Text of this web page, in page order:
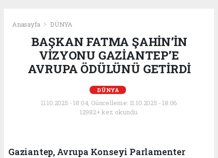
Anasayfa DÜNYA
BAŞKAN FATMA ŞAHİN’İN
VİZYONU GAZİANTEP’E
AVRUPA ÖDÜLÜNÜ GETİRDİ
DÜNYA
11.10.2025 - 18:04, Güncelleme: 11.10.2025 - 18:06
12982+ kez okundu.
Gaziantep, Avrupa Konseyi Parlamenter